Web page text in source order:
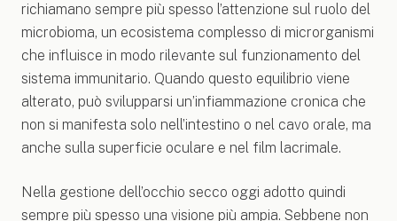
richiamano sempre più spesso l’attenzione sul ruolo del
microbioma, un ecosistema complesso di microrganismi
che influisce in modo rilevante sul funzionamento del
sistema immunitario. Quando questo equilibrio viene
alterato, può svilupparsi un’infiammazione cronica che
non si manifesta solo nell’intestino o nel cavo orale, ma
anche sulla superficie oculare e nel film lacrimale.
Nella gestione dell’occhio secco oggi adotto quindi
sempre più spesso una visione più ampia. Sebbene non